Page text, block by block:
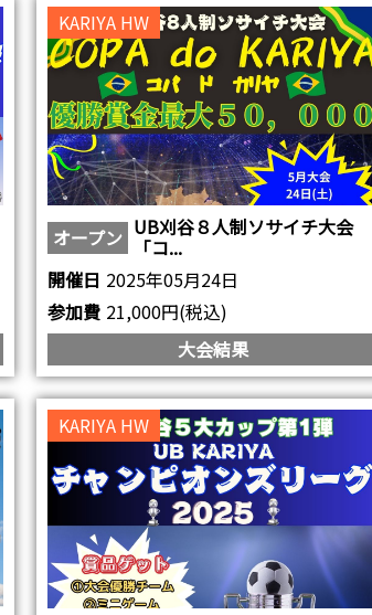
KARIYA HW
オープン UB刈谷８人制ソサイチ大会
「コ...
開催日 2025年05月24日
参加費 21,000円(税込)
大会結果
KARIYA HW